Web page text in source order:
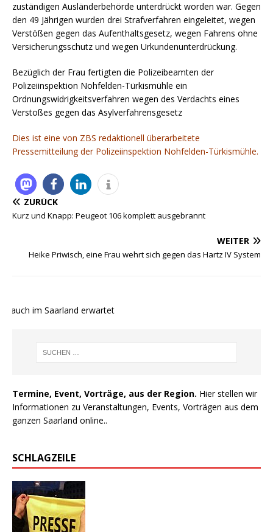
zuständigen Ausländerbehörde unterdrückt worden war. Gegen
den 49 Jährigen wurden drei Strafverfahren eingeleitet, wegen
Verstößen gegen das Aufenthaltsgesetz, wegen Fahrens ohne
Versicherungsschutz und wegen Urkundenunterdrückung.
Bezüglich der Frau fertigten die Polizeibeamten der
Polizeiinspektion Nohfelden-Türkismühle ein
Ordnungswidrigkeitsverfahren wegen des Verdachts eines
Verstoßes gegen das Asylverfahrensgesetz
Dies ist eine von ZBS redaktionell überarbeitete
Pressemitteilung der Polizeiinspektion Nohfelden-Türkismühle.
ZURÜCK
Kurz und Knapp: Peugeot 106 komplett ausgebrannt
WEITER
Heike Priwisch, eine Frau wehrt sich gegen das Hartz IV System
auch im Saarland erwartet
Termine, Event, Vorträge, aus der Region. Hier stellen wir
Informationen zu Veranstaltungen, Events, Vorträgen aus dem
ganzen Saarland online..
SCHLAGZEILE